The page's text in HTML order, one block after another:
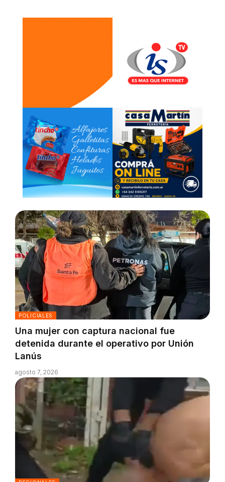
POLICIALES
Una mujer con captura nacional fue
detenida durante el operativo por Unión
Lanús
agosto 7, 2026